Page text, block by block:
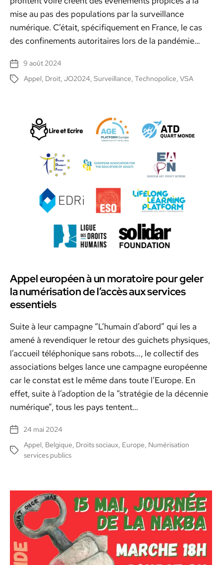
mise au pas des pop­u­la­tions par la sur­veil­lance
numérique. C’é­tait, spé­ci­fique­ment en France, le cas
des con­fine­ments autori­taires lors de la pandémie…
Date
de
l’article
9 août 2024
Étiquettes
Appel, Droit, JO2024, Surveillance, Technopolice, VSA
Appel européen à un moratoire pour geler
la numérisation de l’accès aux services
essentiels
Suite à leur cam­pagne “L’hu­main d’abord” qui les a
amené à revendi­quer le retour des guichets physiques,
l’ac­cueil télé­phonique sans robots…, le col­lec­tif des
asso­ci­a­tions belges lance une cam­pagne européenne
car le con­stat est le même dans toute l’Eu­rope. En
effet, suite à l’adop­tion de la “stratégie de la décen­nie
numérique”, tous les pays ten­tent…
Date
l’article
24 mai 2024
Étiquettes
Appel, Belgique, Droits sociaux, Europe, Numérisation
services publics